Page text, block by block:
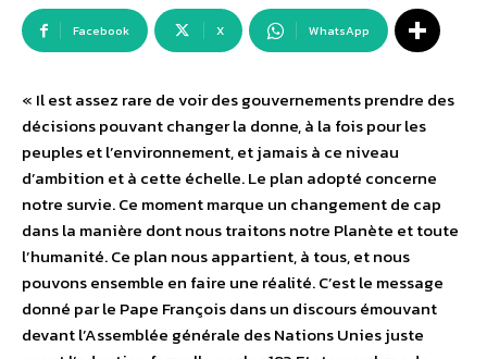
Facebook X WhatsApp
« Il est assez rare de voir des gouvernements prendre des
décisions pouvant changer la donne, à la fois pour les
peuples et l’environnement, et jamais à ce niveau
d’ambition et à cette échelle. Le plan adopté concerne
notre survie. Ce moment marque un changement de cap
dans la manière dont nous traitons notre Planète et toute
l’humanité. Ce plan nous appartient, à tous, et nous
pouvons ensemble en faire une réalité. C’est le message
donné par le Pape François dans un discours émouvant
devant l’Assemblée générale des Nations Unies juste